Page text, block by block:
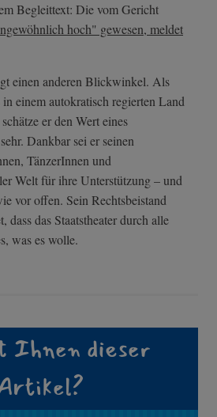
Begleittext: Die vom Gericht
hoch" gewesen, meldet
einen anderen Blickwinkel. Als
einem autokratisch regierten Land
er den Wert eines
Dankbar sei er seinen
TänzerInnen und
Welt für ihre Unterstützung – und
vor offen. Sein Rechtsbeistand
dass das Staatstheater durch alle
was es wolle.
Ihnen dieser